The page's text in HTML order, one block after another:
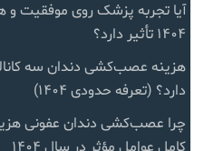
آیا تجربه پزشک روی موفقیت
۱۴۰۴ تأثیر دارد؟
هزینه عصب‌کشی دندان سه کاناله
دارد؟ (تعرفه حدودی ۱۴۰۴)
چرا عصب‌کشی دندان عفونی